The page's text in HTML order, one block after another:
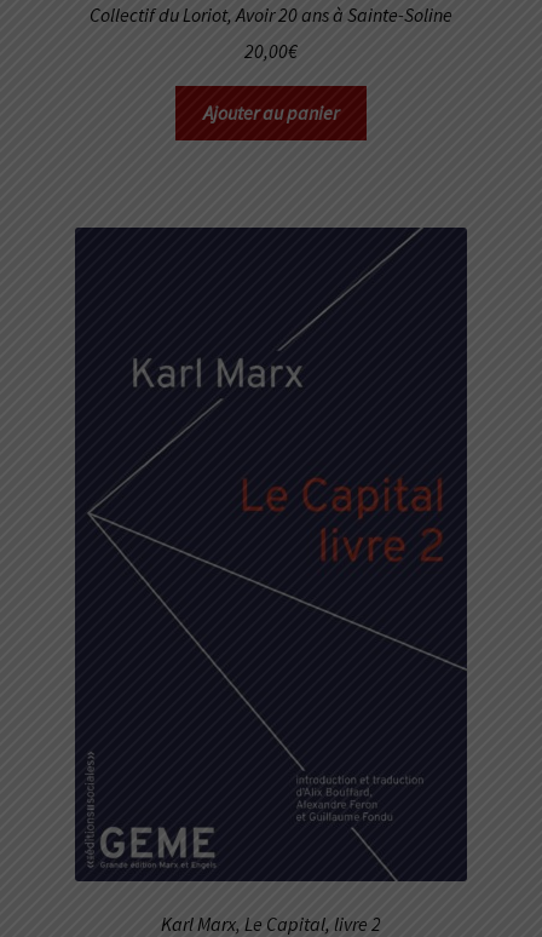
Collectif du Loriot, Avoir 20 ans à Sainte-Soline
20,00€
Ajouter au panier
Karl Marx, Le Capital, livre 2